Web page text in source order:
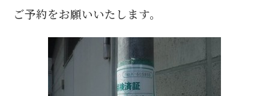
ご予約をお願いいたします。